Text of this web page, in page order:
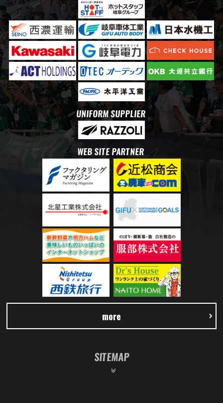
UNIFORM SUPPLIER
WEB SITE PARTNER
more
SITEMAP